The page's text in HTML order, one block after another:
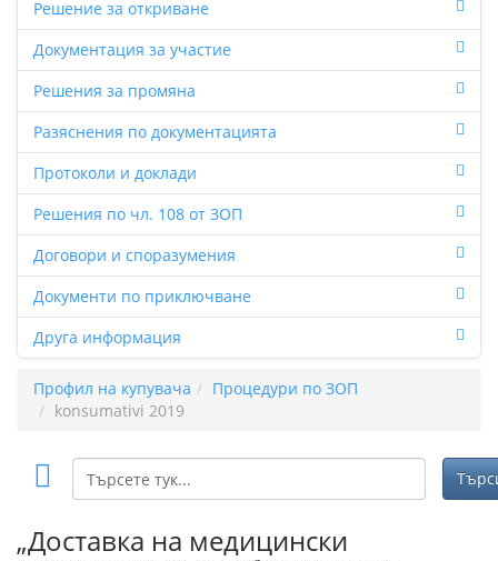
Решение за откриване
Документация за участие
Решения за промяна
Разяснения по документацията
Протоколи и доклади
Решения по чл. 108 от ЗОП
Договори и споразумения
Документи по приключване
Друга информация
Профил на купувача
Процедури по ЗОП
konsumativi 2019
„Доставка на медицински